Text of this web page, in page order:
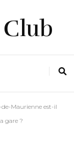
Maurienne est-il
gare ?